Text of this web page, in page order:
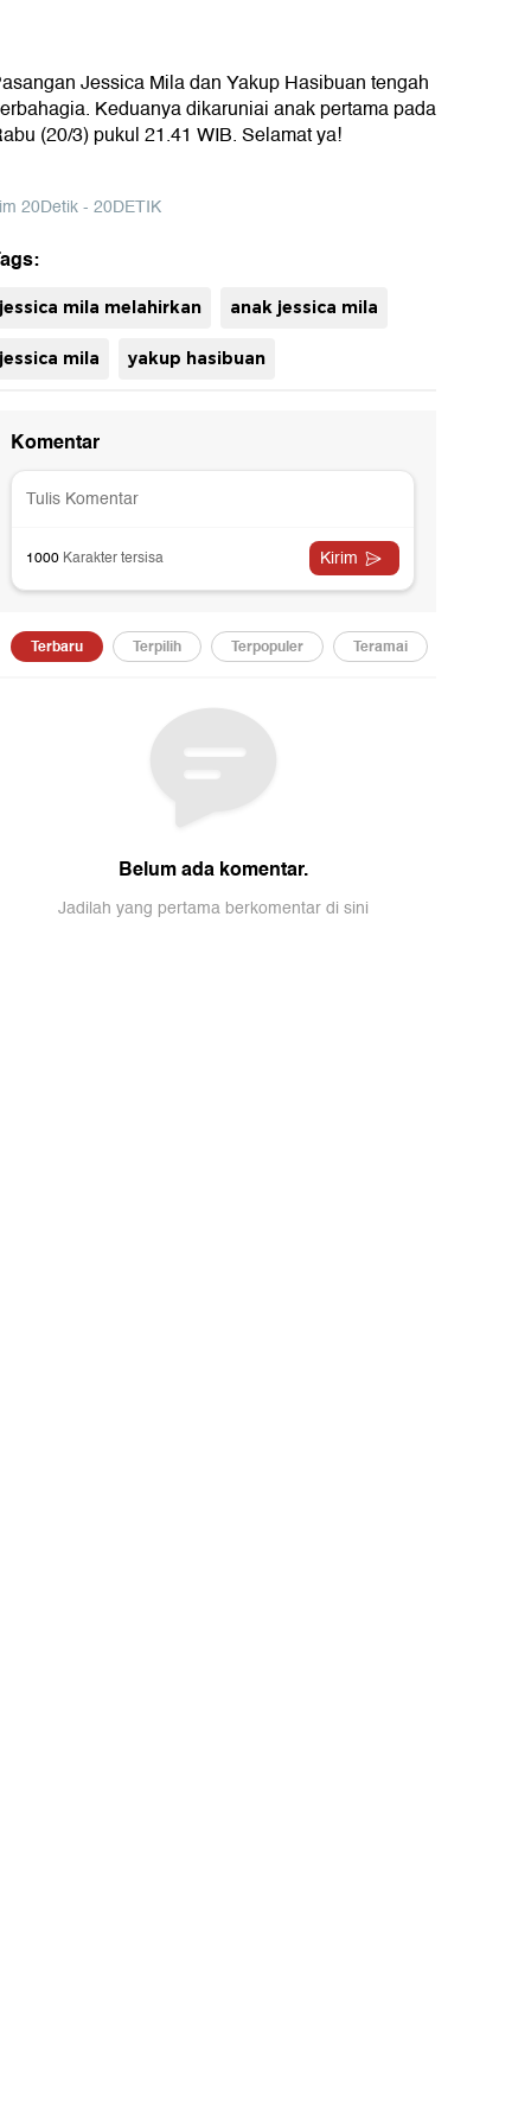
Jessica Mila dan Yakup Hasibuan tengah
Keduanya dikaruniai anak pertama pada
(20/3) pukul 21.41 WIB. Selamat ya!
20Detik - 20DETIK
jessica mila melahirkan anak jessica mila
jessica mila yakup hasibuan